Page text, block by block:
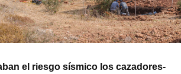
el riesgo sísmico los cazadores-